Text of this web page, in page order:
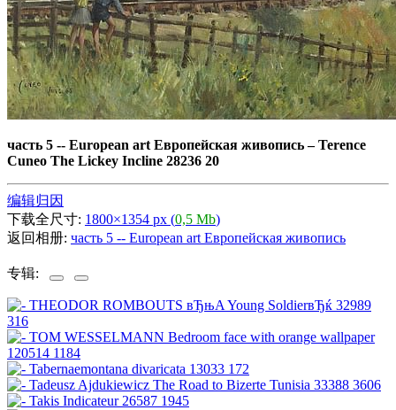
часть 5 -- European art Европейская живопись–Terence
Cuneo The Lickey Incline 28236 20
编辑归因
下载全尺寸: 1800×1354 px (0,5 Mb)
返回相册: часть 5 -- European art Европейская живопись
专辑: